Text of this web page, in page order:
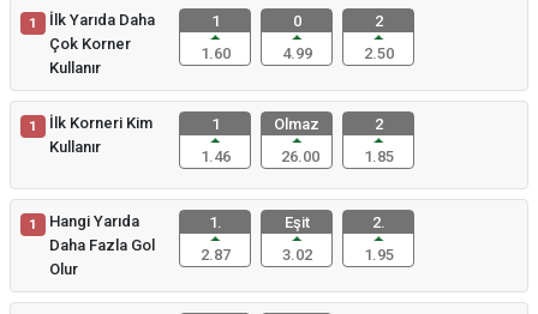
1
İlk Yarıda Daha
Çok Korner
Kullanır
1
1.60
0
4.99
2
2.50
1
İlk Korneri Kim
Kullanır
1
1.46
Olmaz
26.00
2
1.85
1
Hangi Yarıda
Daha Fazla Gol
Olur
1.
2.87
Eşit
3.02
2.
1.95